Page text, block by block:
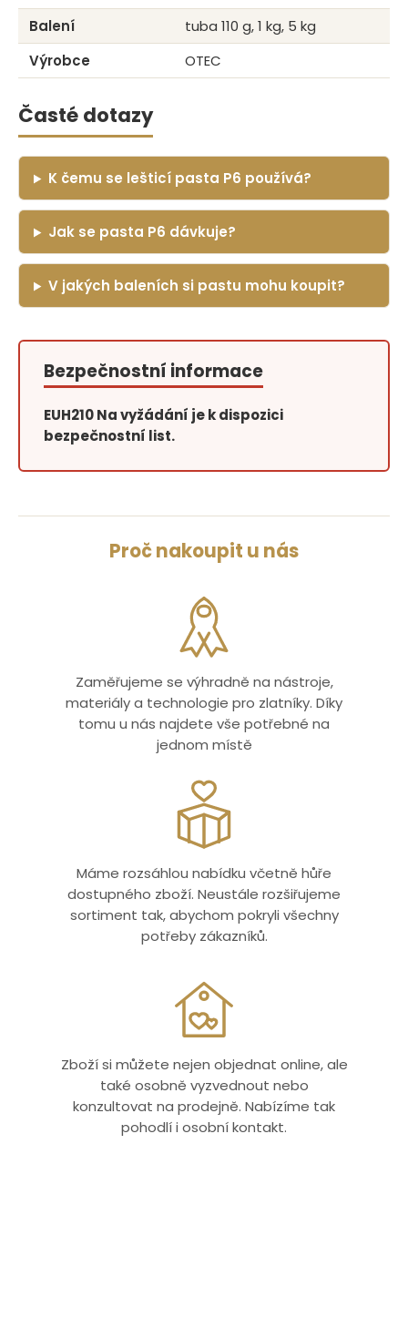
Balení
tuba 110 g, 1 kg, 5 kg
Výrobce
OTEC
Časté dotazy
K čemu se lešticí pasta P6 používá?
Jak se pasta P6 dávkuje?
V jakých baleních si pastu mohu koupit?
Bezpečnostní informace
EUH210 Na vyžádání je k dispozici
bezpečnostní list.
Proč nakoupit u nás
Zaměřujeme se výhradně na nástroje,
materiály a technologie pro zlatníky. Díky
tomu u nás najdete vše potřebné na
jednom místě
Máme rozsáhlou nabídku včetně hůře
dostupného zboží. Neustále rozšiřujeme
sortiment tak, abychom pokryli všechny
potřeby zákazníků.
Zboží si můžete nejen objednat online, ale
také osobně vyzvednout nebo
konzultovat na prodejně. Nabízíme tak
pohodlí i osobní kontakt.